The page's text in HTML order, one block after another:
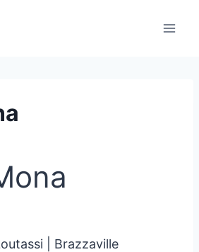
| Brazzaville